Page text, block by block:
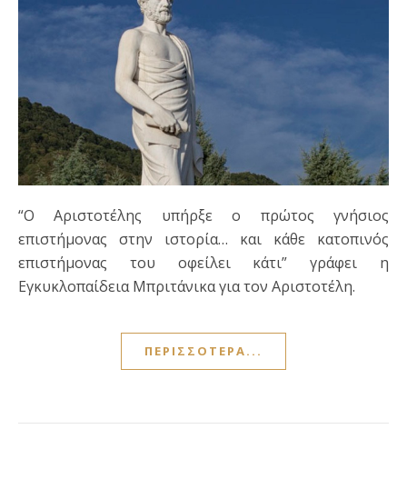
“Ο Αριστοτέλης υπήρξε ο πρώτος γνήσιος
επιστήμονας στην ιστορία… και κάθε κατοπινός
επιστήμονας του οφείλει κάτι” γράφει η
Εγκυκλοπαίδεια Μπριτάνικα για τον Αριστοτέλη.
ΠΕΡΙΣΣΌΤΕΡΑ...